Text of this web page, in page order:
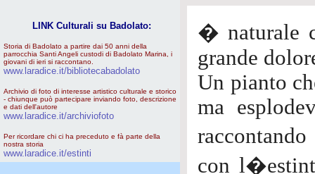
LINK Culturali su Badolato:
Storia di Badolato a partire dai 50 anni della
parrocchia Santi Angeli custodi di Badolato Marina, i
giovani di ieri si raccontano.
www.laradice.it/bibliotecabadolato
Archivio di foto di interesse artistico culturale e storico
- chiunque può partecipare inviando foto, descrizione
e dati dell'autore
www.laradice.it/archiviofoto
Per ricordare chi ci ha preceduto e fà parte della
nostra storia
www.laradice.it/estinti
� naturale
grande
Un pianto
ma
con